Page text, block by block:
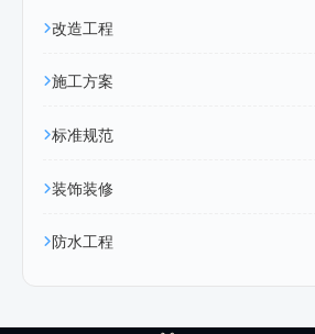
改造工程
施工方案
标准规范
装饰装修
防水工程